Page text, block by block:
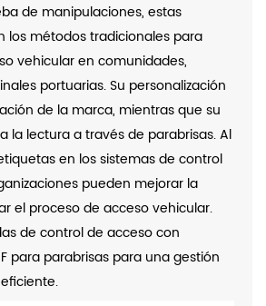
de manipulaciones, estas
los métodos tradicionales para
vehicular en comunidades,
portuarias. Su personalización
de la marca, mientras que su
la lectura a través de parabrisas. Al
en los sistemas de control
pueden mejorar la
el proceso de acceso vehicular.
de control de acceso con
para parabrisas para una gestión